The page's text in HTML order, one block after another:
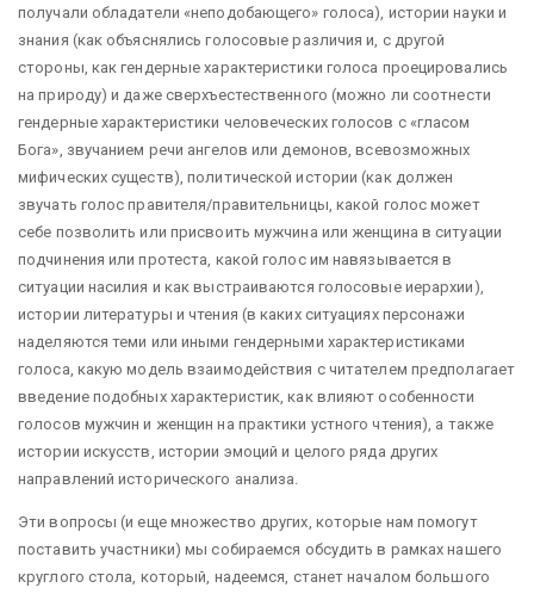
получали обладатели «неподобающего» голоса), истории науки и
знания (как объяснялись голосовые различия и, с другой
стороны, как гендерные характеристики голоса проецировались
на природу) и даже сверхъестественного (можно ли соотнести
гендерные характеристики человеческих голосов с «гласом
Бога», звучанием речи ангелов или демонов, всевозможных
мифических существ), политической истории (как должен
звучать голос правителя/правительницы, какой голос может
себе позволить или присвоить мужчина или женщина в ситуации
подчинения или протеста, какой голос им навязывается в
ситуации насилия и как выстраиваются голосовые иерархии),
истории литературы и чтения (в каких ситуациях персонажи
наделяются теми или иными гендерными характеристиками
голоса, какую модель взаимодействия с читателем предполагает
введение подобных характеристик, как влияют особенности
голосов мужчин и женщин на практики устного чтения), а также
истории искусств, истории эмоций и целого ряда других
направлений исторического анализа.
Эти вопросы (и еще множество других, которые нам помогут
поставить участники) мы собираемся обсудить в рамках нашего
круглого стола, который, надеемся, станет началом большого